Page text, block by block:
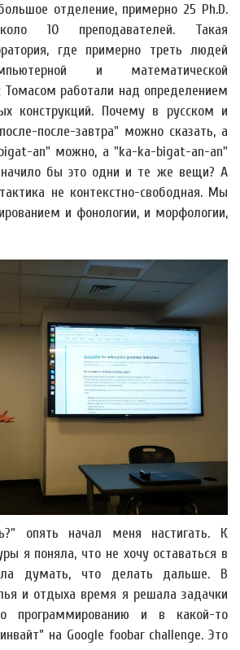
отделение, примерно 25 Ph.D.
10 преподавателей. Такая
где примерно треть людей
и математической
Томасом работали над определением
конструкций. Почему в русском и
после-завтра" можно сказать, а
an" можно, а "ka-ka-bigat-an-an"
бы это одни и те же вещи? А
не контекстно-свободная. Мы
и фонологии, и морфологии,
опять начал меня настигать. К
я поняла, что не хочу оставаться в
думать, что делать дальше. В
и отдыха время я решала задачки
программированию и в какой-то
на Google foobar challenge. Это